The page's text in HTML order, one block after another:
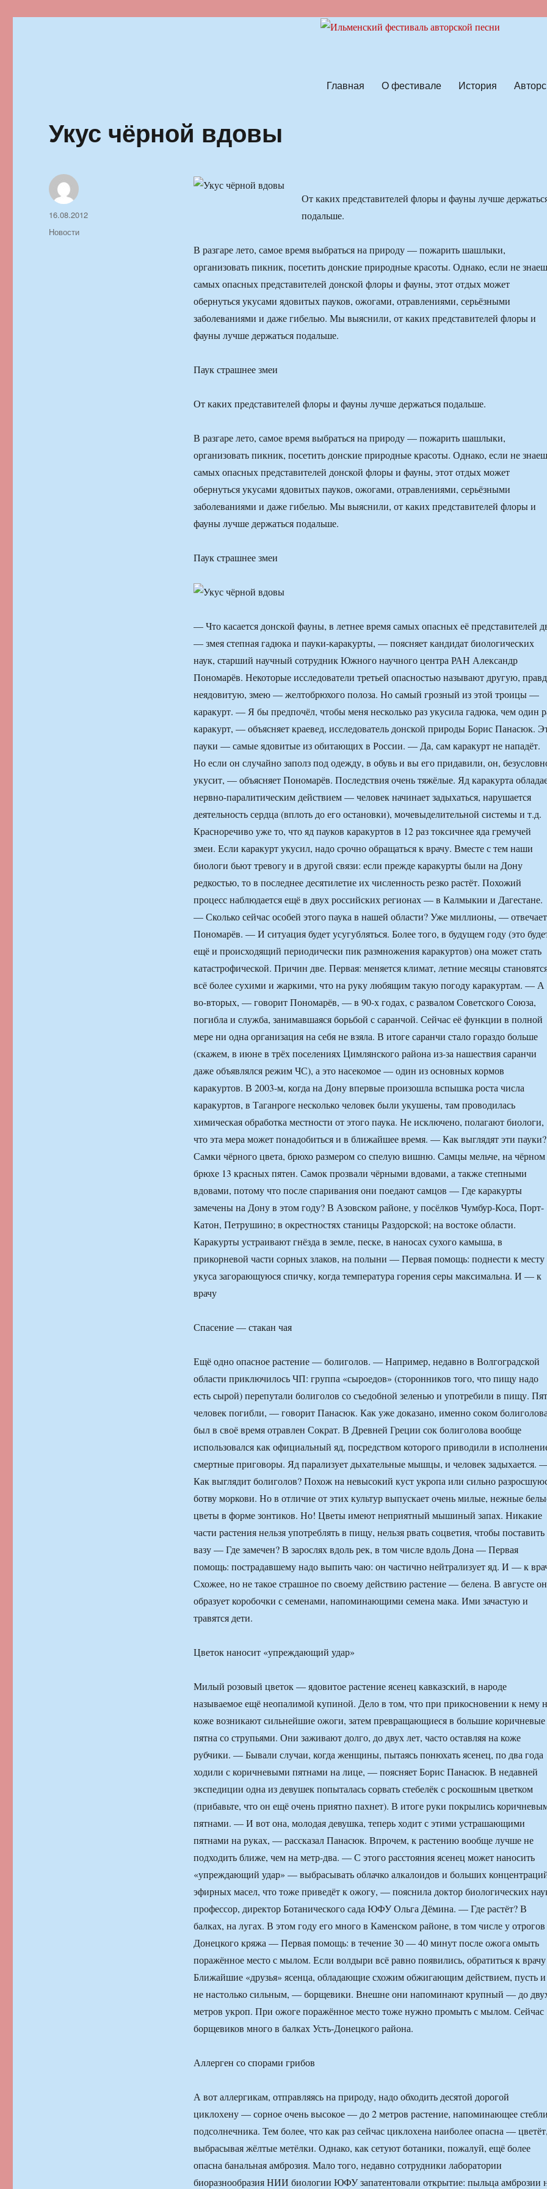
Главная О фестивале История
Укус чёрной вдовы
От каких представителей флоры и фауны лучше
подальше.
В разгаре лето, самое время выбраться на природу — пожарить шашлыки,
организовать пикник, посетить донские природные красоты. Однако, если не
самых опасных представителей донской флоры и фауны, этот отдых может
обернуться укусами ядовитых пауков, ожогами, отравлениями, серьёзными
заболеваниями и даже гибелью. Мы выяснили, от каких представителей флоры и
фауны лучше держаться подальше.
Паук страшнее змеи
От каких представителей флоры и фауны лучше держаться подальше.
В разгаре лето, самое время выбраться на природу — пожарить шашлыки,
организовать пикник, посетить донские природные красоты. Однако, если не
самых опасных представителей донской флоры и фауны, этот отдых может
обернуться укусами ядовитых пауков, ожогами, отравлениями, серьёзными
заболеваниями и даже гибелью. Мы выяснили, от каких представителей флоры и
фауны лучше держаться подальше.
Паук страшнее змеи
— Что касается донской фауны, в летнее время самых опасных её представителей
— змея степная гадюка и пауки-каракурты, — поясняет кандидат биологических
наук, старший научный сотрудник Южного научного центра РАН Александр
Пономарёв. Некоторые исследователи третьей опасностью называют другую,
неядовитую, змею — желтобрюхого полоза. Но самый грозный из этой троицы —
каракурт. — Я бы предпочёл, чтобы меня несколько раз укусила гадюка, чем один
каракурт, — объясняет краевед, исследователь донской природы Борис Панасюк.
пауки — самые ядовитые из обитающих в России. — Да, сам каракурт не нападёт.
Но если он случайно заполз под одежду, в обувь и вы его придавили, он,
укусит, — объясняет Пономарёв. Последствия очень тяжёлые. Яд каракурта
нервно-паралитическим действием — человек начинает задыхаться, нарушается
деятельность сердца (вплоть до его остановки), мочевыделительной системы и т.д.
Красноречиво уже то, что яд пауков каракуртов в 12 раз токсичнее яда гремучей
змеи. Если каракурт укусил, надо срочно обращаться к врачу. Вместе с тем наши
биологи бьют тревогу и в другой связи: если прежде каракурты были на Дону
редкостью, то в последнее десятилетие их численность резко растёт. Похожий
процесс наблюдается ещё в двух российских регионах — в Калмыкии и Дагестане.
— Сколько сейчас особей этого паука в нашей области? Уже миллионы, — отвечает
Пономарёв. — И ситуация будет усугубляться. Более того, в будущем году (это
ещё и происходящий периодически пик размножения каракуртов) она может стать
катастрофической. Причин две. Первая: меняется климат, летние месяцы
всё более сухими и жаркими, что на руку любящим такую погоду каракуртам. — А
во-вторых, — говорит Пономарёв, — в 90-х годах, с развалом Советского Союза,
погибла и служба, занимавшаяся борьбой с саранчой. Сейчас её функции в полной
мере ни одна организация на себя не взяла. В итоге саранчи стало гораздо больше
(скажем, в июне в трёх поселениях Цимлянского района из-за нашествия саранчи
даже объявлялся режим ЧС), а это насекомое — один из основных кормов
каракуртов. В 2003-м, когда на Дону впервые произошла вспышка роста числа
каракуртов, в Таганроге несколько человек были укушены, там проводилась
химическая обработка местности от этого паука. Не исключено, полагают биологи,
что эта мера может понадобиться и в ближайшее время. — Как выглядят эти пауки?
Самки чёрного цвета, брюхо размером со спелую вишню. Самцы мельче, на чёрном
брюхе 13 красных пятен. Самок прозвали чёрными вдовами, а также степными
вдовами, потому что после спаривания они поедают самцов — Где каракурты
замечены на Дону в этом году? В Азовском районе, у посёлков Чумбур-Коса, Порт-
Катон, Петрушино; в окрестностях станицы Раздорской; на востоке области.
Каракурты устраивают гнёзда в земле, песке, в наносах сухого камыша, в
прикорневой части сорных злаков, на полыни — Первая помощь: поднести к месту
укуса загорающуюся спичку, когда температура горения серы максимальна. И — к
врачу
Спасение — стакан чая
Ещё одно опасное растение — болиголов. — Например, недавно в Волгоградской
области приключилось ЧП: группа «сыроедов» (сторонников того, что пищу надо
есть сырой) перепутали болиголов со съедобной зеленью и употребили в пищу.
человек погибли, — говорит Панасюк. Как уже доказано, именно соком
был в своё время отравлен Сократ. В Древней Греции сок болиголова вообще
использовался как официальный яд, посредством которого приводили в
смертные приговоры. Яд парализует дыхательные мышцы, и человек задыхается.
Как выглядит болиголов? Похож на невысокий куст укропа или сильно
ботву моркови. Но в отличие от этих культур выпускает очень милые, нежные
цветы в форме зонтиков. Но! Цветы имеют неприятный мышиный запах. Никакие
части растения нельзя употреблять в пищу, нельзя рвать соцветия, чтобы поставить
вазу — Где замечен? В зарослях вдоль рек, в том числе вдоль Дона — Первая
помощь: пострадавшему надо выпить чаю: он частично нейтрализует яд. И — к
Схожее, но не такое страшное по своему действию растение — белена. В августе
образует коробочки с семенами, напоминающими семена мака. Ими зачастую и
травятся дети.
Цветок наносит «упреждающий удар»
Милый розовый цветок — ядовитое растение ясенец кавказский, в народе
называемое ещё неопалимой купиной. Дело в том, что при прикосновении к нему
коже возникают сильнейшие ожоги, затем превращающиеся в большие коричневые
пятна со струпьями. Они заживают долго, до двух лет, часто оставляя на коже
рубчики. — Бывали случаи, когда женщины, пытаясь понюхать ясенец, по два года
ходили с коричневыми пятнами на лице, — поясняет Борис Панасюк. В недавней
экспедиции одна из девушек попыталась сорвать стебелёк с роскошным цветком
(прибавьте, что он ещё очень приятно пахнет). В итоге руки покрылись
пятнами. — И вот она, молодая девушка, теперь ходит с этими устрашающими
пятнами на руках, — рассказал Панасюк. Впрочем, к растению вообще лучше не
подходить ближе, чем на метр-два. — С этого расстояния ясенец может наносить
«упреждающий удар» — выбрасывать облачко алкалоидов и больших
эфирных масел, что тоже приведёт к ожогу, — пояснила доктор биологических
профессор, директор Ботанического сада ЮФУ Ольга Дёмина. — Где растёт? В
балках, на лугах. В этом году его много в Каменском районе, в том числе у отрогов
Донецкого кряжа — Первая помощь: в течение 30 — 40 минут после ожога омыть
поражённое место с мылом. Если волдыри всё равно появились, обратиться к врачу
Ближайшие «друзья» ясенца, обладающие схожим обжигающим действием, пусть и
не настолько сильным, — борщевики. Внешне они напоминают крупный — до
метров укроп. При ожоге поражённое место тоже нужно промыть с мылом. Сейчас
борщевиков много в балках Усть-Донецкого района.
Аллерген со спорами грибов
А вот аллергикам, отправляясь на природу, надо обходить десятой дорогой
циклохену — сорное очень высокое — до 2 метров растение, напоминающее
подсолнечника. Тем более, что как раз сейчас циклохена наиболее опасна —
выбрасывая жёлтые метёлки. Однако, как сетуют ботаники, пожалуй, ещё более
опасна банальная амброзия. Мало того, недавно сотрудники лаборатории
биоразнообразия НИИ биологии ЮФУ запатентовали открытие: пыльца амброзии
Автор
Опубликовано
16.08.2012
Рубрики
Новости